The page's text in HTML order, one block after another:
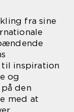
fra sine
inspiration
og
den
med at